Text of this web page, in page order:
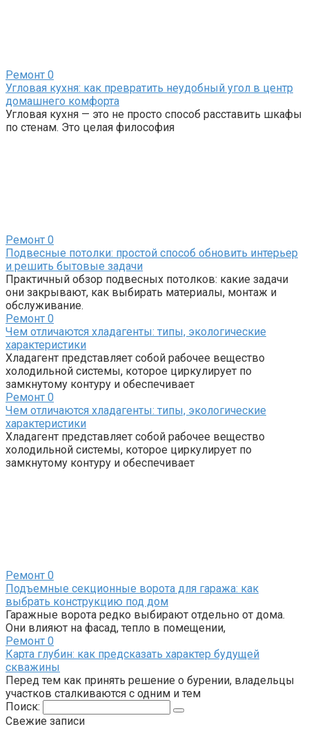
Ремонт 0
Угловая кухня: как превратить неудобный угол в центр
домашнего комфорта
Угловая кухня — это не просто способ расставить шкафы
по стенам. Это целая философия
Ремонт 0
Подвесные потолки: простой способ обновить интерьер
и решить бытовые задачи
Практичный обзор подвесных потолков: какие задачи
они закрывают, как выбирать материалы, монтаж и
обслуживание.
Ремонт 0
Чем отличаются хладагенты: типы, экологические
характеристики
Хладагент представляет собой рабочее вещество
холодильной системы, которое циркулирует по
замкнутому контуру и обеспечивает
Ремонт 0
Чем отличаются хладагенты: типы, экологические
характеристики
Хладагент представляет собой рабочее вещество
холодильной системы, которое циркулирует по
замкнутому контуру и обеспечивает
Ремонт 0
Подъемные секционные ворота для гаража: как
выбрать конструкцию под дом
Гаражные ворота редко выбирают отдельно от дома.
Они влияют на фасад, тепло в помещении,
Ремонт 0
Карта глубин: как предсказать характер будущей
скважины
Перед тем как принять решение о бурении, владельцы
участков сталкиваются с одним и тем
Поиск:
Свежие записи